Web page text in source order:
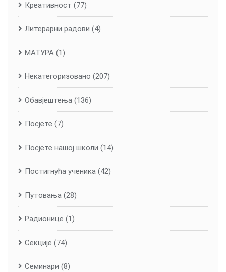
Креативност (77)
Литерарни радови (4)
МАТУРА (1)
Некатегоризовано (207)
Обавјештења (136)
Посјете (7)
Посјете нашој школи (14)
Постигнућа ученика (42)
Путовања (28)
Радионице (1)
Секције (74)
Семинари (8)